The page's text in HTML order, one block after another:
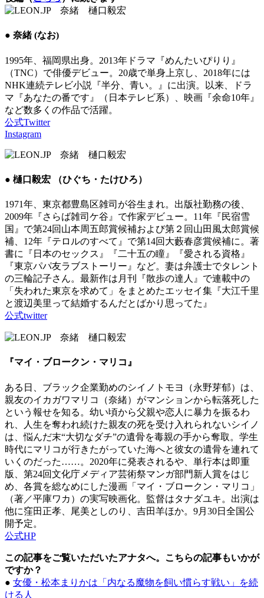
● 奈緒 (なお)
1995年、福岡県出身。2013年ドラマ『めんたいぴりり』
（TNC）で俳優デビュー。20歳で単身上京し、2018年には
NHK連続テレビ小説『半分、青い。』に出演。以来、ドラ
マ『あなたの番です』（日本テレビ系）、映画『余命10年』
など数多くの作品で活躍。
公式Twitter
Instagram
● 樋口毅宏 （ひぐち・たけひろ）
1971年、東京都豊島区雑司が谷生まれ。出版社勤務の後、
2009年『さらば雑司ケ谷』で作家デビュー。11年『民宿雪
国』で第24回山本周五郎賞候補および第２回山田風太郎賞候
補、12年『テロルのすべて』で第14回大藪春彦賞候補に。著
書に『日本のセックス』『二十五の瞳』『愛される資格』
『東京パパ友ラブストーリー』など。妻は弁護士でタレント
の三輪記子さん。最新作は月刊『散歩の達人』で連載中の
「失われた東京を求めて」をまとめたエッセイ集『大江千里
と渡辺美里って結婚するんだとばかり思ってた』
公式twitter
『マイ・ブロークン・マリコ』
ある日、ブラック企業勤めのシイノトモヨ（永野芽郁）は、
親友のイカガワマリコ（奈緒）がマンションから転落死した
という報せを知る。幼い頃から父親や恋人に暴力を振るわ
れ、人生を奪われ続けた親友の死を受け入れられないシイノ
は、悩んだ末“大切なダチ”の遺骨を毒親の手から奪取。学生
時代にマリコが行きたがっていた海へと彼女の遺骨を連れて
いくのだった……。2020年に発表されるや、単行本は即重
版、第24回文化庁メディア芸術祭マンガ部門新人賞をはじ
め、各賞を総なめにした漫画「マイ・ブロークン・マリコ」
（著／平庫ワカ）の実写映画化。監督はタナダユキ。出演は
他に窪田正孝、尾美としのり、吉田羊ほか。9月30日全国公
開予定。
公式HP
この記事をご覧いただいたアナタへ。こちらの記事もいかが
ですか？
● 女優・松本まりかは「内なる魔物を飼い慣らす戦い」を続
ける人